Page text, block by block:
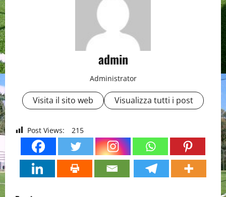
admin
Administrator
Visita il sito web Visualizza tutti i post
Post Views: 215